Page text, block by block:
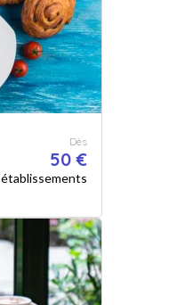
Dès
50 €
établissements